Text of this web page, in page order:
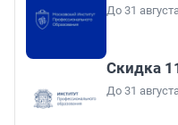
До 31
Скидка
До 31